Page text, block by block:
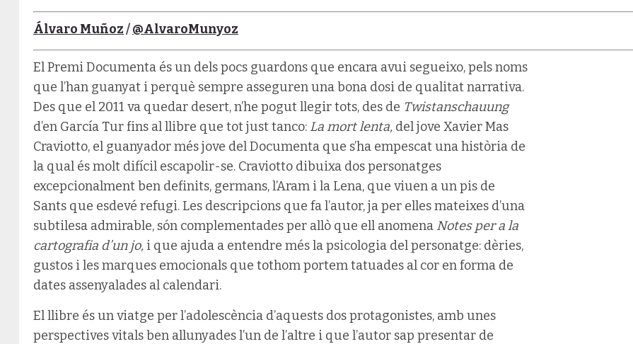
Álvaro Muñoz/@AlvaroMunyoz
El Premi Documenta és un dels pocs guardons que encara avui segueixo, pels noms
que l’han guanyat i perquè sempre asseguren una bona dosi de qualitat narrativa.
Des que el 2011 va quedar desert, n’he pogut llegir tots, des de Twistanschauung
d’en García Tur fins al llibre que tot just tanco: La mort lenta, del jove Xavier Mas
Craviotto, el guanyador més jove del Documenta que s’ha empescat una història de
la qual és molt difícil escapolir-se. Craviotto dibuixa dos personatges
excepcionalment ben definits, germans, l’Aram i la Lena, que viuen a un pis de
Sants que esdevé refugi. Les descripcions que fa l’autor, ja per elles mateixes d’una
subtilesa admirable, són complementades per allò que ell anomena Notes per a la
cartografia d’un jo, i que ajuda a entendre més la psicologia del personatge: dèries,
gustos i les marques emocionals que tothom portem tatuades al cor en forma de
dates assenyalades al calendari.
El llibre és un viatge per l’adolescència d’aquests dos protagonistes, amb unes
perspectives vitals ben allunyades l’un de l’altre i que l’autor sap presentar de